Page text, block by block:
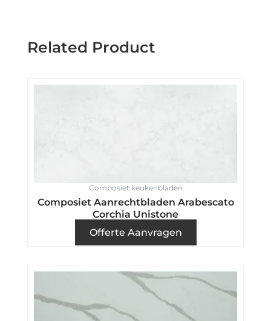
Related Product
Composiet keukenbladen
Composiet Aanrechtbladen Arabescato
Corchia Unistone
Offerte Aanvragen